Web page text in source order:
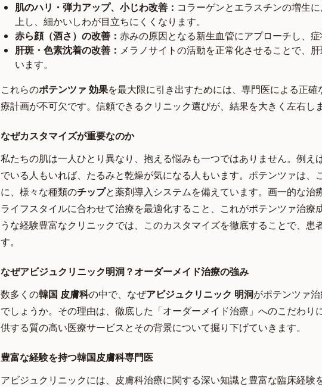
肌のハリ・弾力アップ、小じわ改善： コラーゲンとエラスチンの増生
上し、細かいしわが目立ちにくくなります。
赤ら顔（酒さ）の改善： 赤みの原因となる新生血管にアプローチし、症
肝斑・色素沈着の改善： メラノサイトの活動を正常化させることで、
います。
これらのポテンツァ 効果を最大限に引き出すためには、専門医による正
療計画が不可欠です。信頼できるクリニック選びが、結果を大きく左右しま
なぜカスタマイズが重要なのか
私たちの肌は一人ひとり異なり、抱える悩みも一つではありません。例え
でいる人もいれば、たるみと乾燥が気になる人もいます。ポテンツァは、
に、様々な種類のチップと薬剤導入システムを備えています。画一的な治
ライフスタイルに合わせて治療を最適化すること、これがポテンツァ治療
うな経験豊富なクリニックでは、このカスタマイズを徹底することで、患
す。
なぜアビジュクリニック明洞？オーダーメイド治療の強み
数多くの韓国 皮膚科の中で、なぜアビジュクリニック 明洞がポテンツァ
でしょうか。その理由は、徹底した「オーダーメイド治療」へのこだわり
供する質の高い医療サービスとその背景について掘り下げていきます。
豊富な経験を持つ韓国皮膚科専門医
アビジュクリニックには、皮膚科治療に関する深い知識と豊富な臨床経験